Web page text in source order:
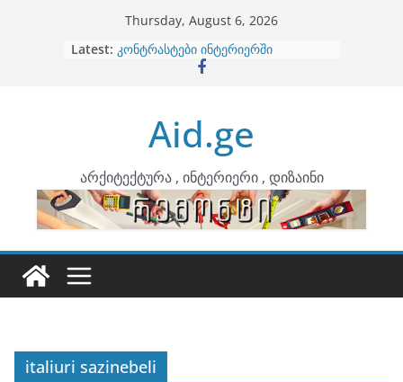
Thursday, August 6, 2026
Latest: ბინების გაერთიანება
კონტრასტები ინტერიერში
ინტერიერის დიზიანი
არტემიდი წარმოგიდგენთ
Aid.ge
არქიტექტურა , ინტერიერი , დიზაინი
italiuri sazinebeli